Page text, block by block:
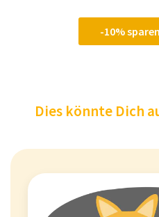
-10%
Dies könnte Dich